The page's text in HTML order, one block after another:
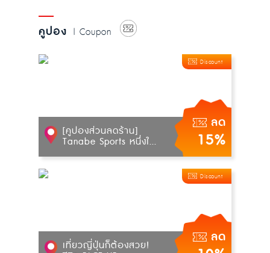
คูปอง | Coupon
ลด
15%
Discount
[คูปองส่วนลดร้าน]
Tanabe Sports หนึ่งใ...
ลด
Discount
เที่ยวญี่ปุ่นก็ต้องสวย!